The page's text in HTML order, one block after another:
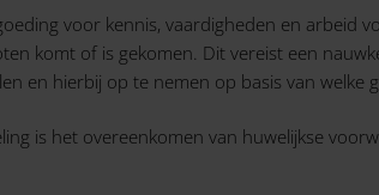
voor kennis, vaardigheden en arbeid
komt of is gekomen. Dit vereist een
en hierbij op te nemen op basis van welke
is het overeenkomen van huwelijkse